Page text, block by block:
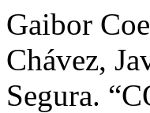
Gaibor
Chávez,
Segura.